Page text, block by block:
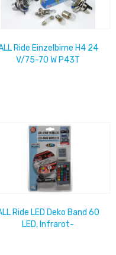
Ride Einzelbirne H4 24
V/75-70 W P43T
Ride LED Deko Band 60
LED, Infrarot-